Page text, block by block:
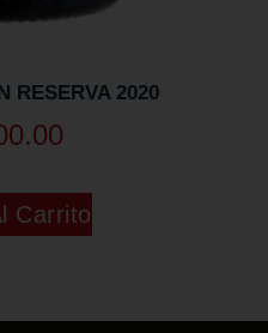
RESERVA 2020
Carrito